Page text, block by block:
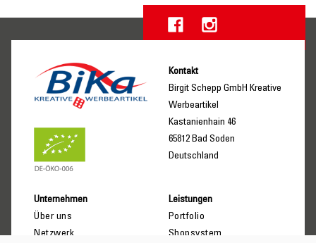
Kontakt
Birgit Schepp GmbH Kreative
Werbeartikel
Kastanienhain 46
65812 Bad Soden
Deutschland
Unternehmen
Über uns
Netzwerk
Leistungen
Portfolio
Shopsystem